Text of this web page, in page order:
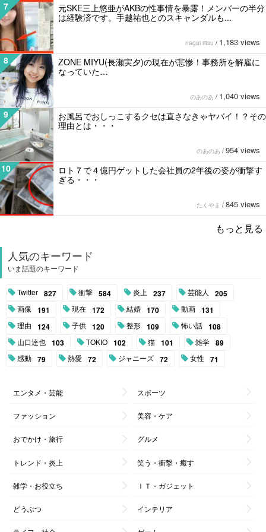
7
元SKE三上悠亜がAKBの性事情を暴露！メンバーの半分
は経験済です。手越祐也とのスキャンダルも...
nagai ritsu / 1,183 views
8
ZONE MIYU(長瀬実夕)の現在が悲惨！事務所を解雇に
なっていた…
のあのあ / 1,040 views
9
お風呂でおしっこするクセは直さなきゃヤバイ！？その
理由とは・・・
のあのあ / 954 views
10
ロト７で４億円ゲットした会社員の2年後の姿が衝撃す
ぎる・・・
たくやま / 845 views
もっと見る
人気のキーワード
いま話題のキーワード
Twitter 827 衝撃 584 炎上 237 芸能人 205
画像 191 現在 172 結婚 170 動画 131
理由 124 子供 120 整形 109 怖い話 108
山口達也 103 TOKIO 102 猫 101 雑学 89
感動 79 熱愛 72 ジャニーズ 72 女性 71
エンタメ・芸能 スポーツ
ファッション 美容・ケア
おでかけ・旅行 グルメ
トレンド・炎上 笑う・衝撃・癒す
雑学・お役立ち ＩＴ・ガジェット
どうぶつ インテリア